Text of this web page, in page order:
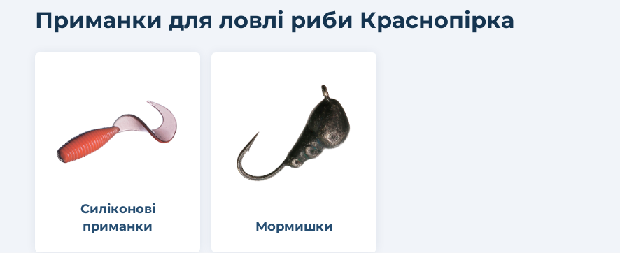
Приманки для ловлі риби Краснопірка
Силіконові
приманки
Мормишки